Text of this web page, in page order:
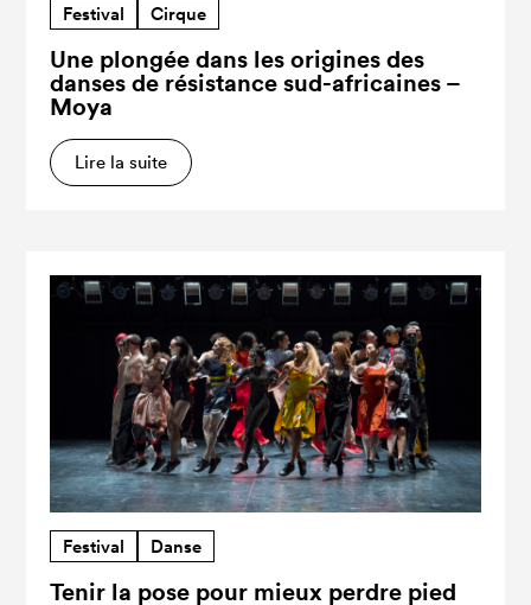
Festival Cirque
Une plongée dans les origines des
danses de résistance sud-africaines –
Moya
Lire la suite
Festival Danse
Tenir la pose pour mieux perdre pied